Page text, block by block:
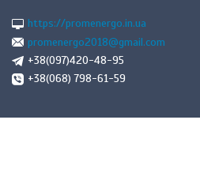
https://promenergo.in.ua
promenergo2018@gmail.com
+38(097)420-48-95
+38(068) 798-61-59